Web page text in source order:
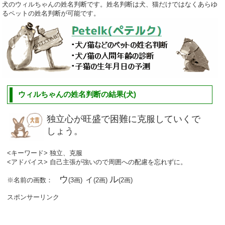
犬のウィルちゃんの姓名判断です。姓名判断は犬、猫だけではなくあらゆ
るペットの姓名判断が可能です。
ウィルちゃんの姓名判断の結果(犬)
独立心が旺盛で困難に克服していくで
しょう。
<キーワード> 独立、克服
<アドバイス> 自己主張が強いので周囲への配慮を忘れずに。
※名前の画数： ウ(3画) ィ(2画) ル(2画)
スポンサーリンク